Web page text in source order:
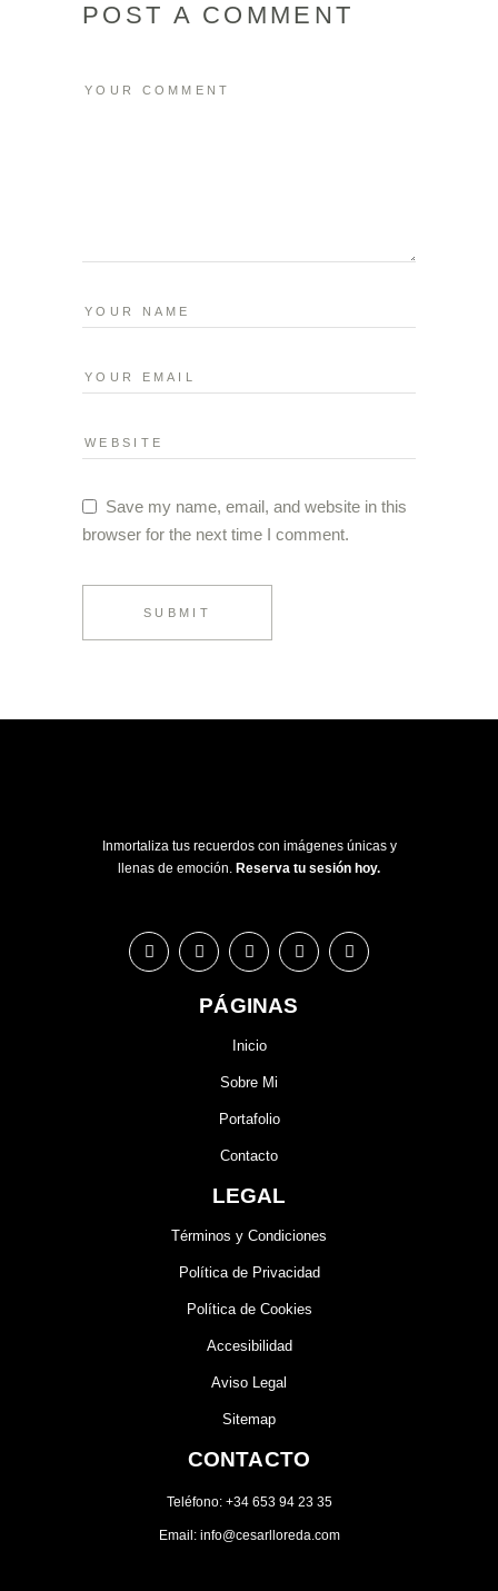
POST A COMMENT
Save my name, email, and website in this
browser for the next time I comment.
SUBMIT
Inmortaliza tus recuerdos con imágenes únicas y
llenas de emoción. Reserva tu sesión hoy.
PÁGINAS
Inicio
Sobre Mi
Portafolio
Contacto
LEGAL
Términos y Condiciones
Política de Privacidad
Política de Cookies
Accesibilidad
Aviso Legal
Sitemap
CONTACTO
Teléfono: +34 653 94 23 35
Email: info@cesarlloreda.com